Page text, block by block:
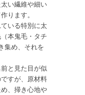
太い繊維や細い
ります。
いる特別に太
本鬼毛・タチ
集め、それを
と見た目が似
すが、原材料
、掃き心地や